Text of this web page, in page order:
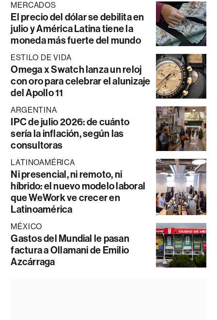
MERCADOS
El precio del dólar se debilita en
julio y América Latina tiene la
moneda más fuerte del mundo
ESTILO DE VIDA
Omega x Swatch lanza un reloj
con oro para celebrar el alunizaje
del Apollo 11
ARGENTINA
IPC de julio 2026: de cuánto
sería la inflación, según las
consultoras
LATINOAMÉRICA
Ni presencial, ni remoto, ni
híbrido: el nuevo modelo laboral
que WeWork ve crecer en
Latinoamérica
MÉXICO
Gastos del Mundial le pasan
factura a Ollamani de Emilio
Azcárraga